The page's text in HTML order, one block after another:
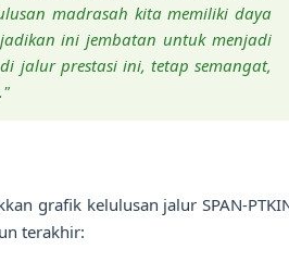
madrasah kita memiliki daya
ini jembatan untuk menjadi
jalur prestasi ini, tetap semangat,
grafik kelulusan jalur SPAN-
terakhir: